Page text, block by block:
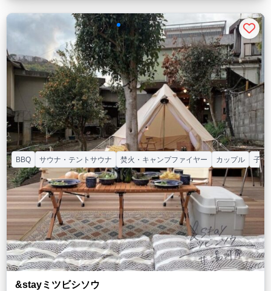
&stayミツビシソウ
BBQ サウナ・テントサウナ 焚火・キャンプファイヤー カップル 子連